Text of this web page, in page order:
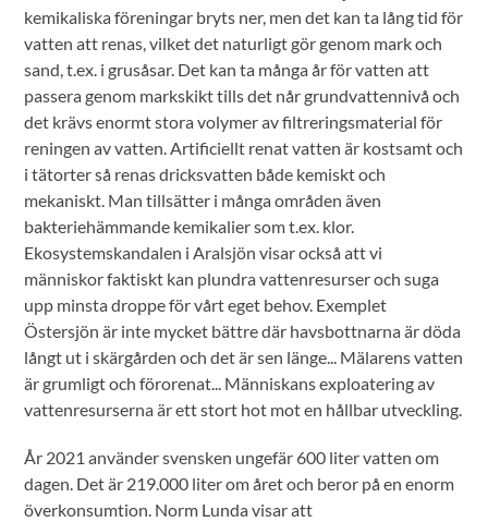
kemikaliska föreningar bryts ner, men det kan ta lång tid för
vatten att renas, vilket det naturligt gör genom mark och
sand, t.ex. i grusåsar. Det kan ta många år för vatten att
passera genom markskikt tills det når grundvattennivå och
det krävs enormt stora volymer av filtreringsmaterial för
reningen av vatten. Artificiellt renat vatten är kostsamt och
i tätorter så renas dricksvatten både kemiskt och
mekaniskt. Man tillsätter i många områden även
bakteriehämmande kemikalier som t.ex. klor.
Ekosystemskandalen i Aralsjön visar också att vi
människor faktiskt kan plundra vattenresurser och suga
upp minsta droppe för vårt eget behov. Exemplet
Östersjön är inte mycket bättre där havsbottnarna är döda
långt ut i skärgården och det är sen länge... Mälarens vatten
är grumligt och förorenat... Människans exploatering av
vattenresurserna är ett stort hot mot en hållbar utveckling.
År 2021 använder svensken ungefär 600 liter vatten om
dagen. Det är 219.000 liter om året och beror på en enorm
överkonsumtion. Norm Lunda visar att